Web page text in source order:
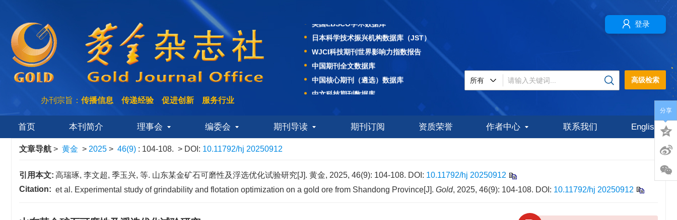
办刊宗旨： 传播信息 传递经验 促进创新 服务行业
美国化学文摘社（CAS）数据库
日本科学技术振兴机构数据库（JST）
WJCI科技期刊世界影响力指数报告
中国期刊全文数据库
中国核心期刊（遴选）数据库
中文科技期刊数据库
中国科技核心期刊
美国化学文摘社（CAS）数据库
WJCI科技期刊世界影响力指数报告
中国期刊全文数据库
登录
高级检索
首页 本刊简介 理事会 编委会 期刊导读 期刊订阅 资质荣誉 作者中心 联系我们 English
文章导航 > 黄金 > 2025 > 46(9) : 104-108. > DOI: 10.11792/hj 20250912
引用本文: 高瑞琢, 李文超, 季玉兴, 等. 山东某金矿石可磨性及浮选优化试验研究[J]. 黄金, 2025, 46(9): 104-108. DOI: 10.11792/hj 20250912
Citation: et al. Experimental study of grindability and flotation optimization on a gold ore from Shandong Province[J]. Gold, 2025, 46(9): 104-108. DOI: 10.11792/hj 20250912
分享